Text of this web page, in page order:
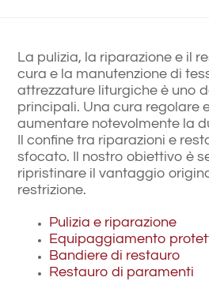
La pulizia, la riparazione e il
cura e la manutenzione di
attrezzature liturgiche è uno
principali. Una cura regolare
aumentare notevolmente la
Il confine tra riparazioni e
sfocato. Il nostro obiettivo è
ripristinare il vantaggio
restrizione.
Pulizia e riparazione
Equipaggiamento
Bandiere di restauro
Restauro di paramenti